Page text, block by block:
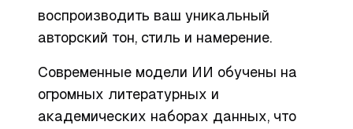
воспроизводить ваш уникальный
авторский тон, стиль и намерение.
Современные модели ИИ обучены на
огромных литературных и
академических наборах данных, что